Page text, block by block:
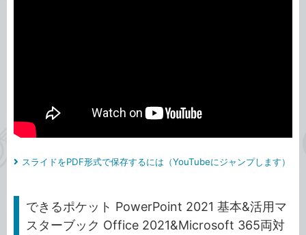
スライドをPDF形式で保存するには（YouTubeにジャンプします）
できるポケット PowerPoint 2021 基本&活用マ
スターブック Office 2021&Microsoft 365両対